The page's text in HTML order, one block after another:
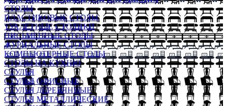
СТОЛЫ
ПЛАСТИКОВЫЕ СТОЛЫ
ТУАЛЕТНЫЕ СТОЛИКИ
ПИСЬМЕННЫЕ СТОЛЫ
ЖУРНАЛЬНЫЕ СТОЛЫ
КОМПЬЮТЕРНЫЕ СТОЛЫ
СТОЛЫ НА КУХНЮ
СТУЛЬЯ
СТУЛЬЯ ОФИСНЫЕ
СТУЛЬЯ ДЕРЕВЯННЫЕ
СТУЛЬЯ МЕТАЛЛИЧЕСКИЕ